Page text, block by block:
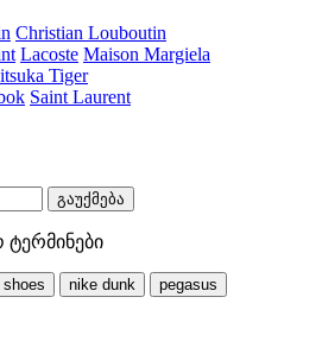
Christian Louboutin
Lacoste Maison Margiela
Tiger
Saint Laurent
გაუქმება
shoes nike dunk
pegasus